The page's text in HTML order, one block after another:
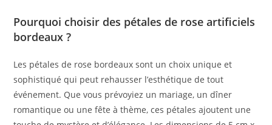
Pourquoi choisir des pétales de rose artificiels
bordeaux ?
Les pétales de rose bordeaux sont un choix unique et
sophistiqué qui peut rehausser l’esthétique de tout
événement. Que vous prévoyiez un mariage, un dîner
romantique ou une fête à thème, ces pétales ajoutent une